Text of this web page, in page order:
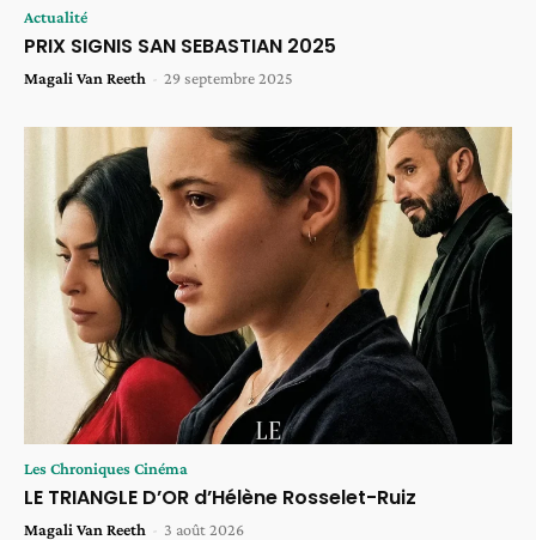
Actualité
PRIX SIGNIS SAN SEBASTIAN 2025
Magali Van Reeth - 29 septembre 2025
Les Chroniques Cinéma
LE TRIANGLE D’OR d’Hélène Rosselet-Ruiz
Magali Van Reeth - 3 août 2026